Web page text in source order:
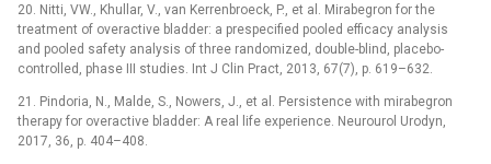
20. Nitti, VW., Khullar, V., van Kerrenbroeck, P., et al. Mirabegron for the
treatment of overactive bladder: a prespecified pooled efficacy analysis
and pooled safety analysis of three randomized, double-blind, placebo-
controlled, phase III studies. Int J Clin Pract, 2013, 67(7), p. 619–632.
21. Pindoria, N., Malde, S., Nowers, J., et al. Persistence with mirabegron
therapy for overactive bladder: A real life experience. Neurourol Urodyn,
2017, 36, p. 404–408.